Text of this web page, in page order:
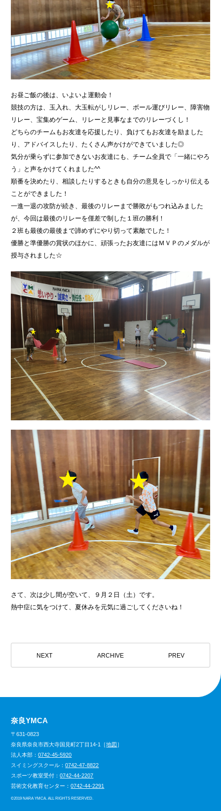
お昼ご飯の後は、いよいよ運動会！
競技の方は、玉入れ、大玉転がしリレー、ボール運びリレー、障害物
リレー、宝集めゲーム、リレーと見事なまでのリレーづくし！
どちらのチームもお友達を応援したり、負けてもお友達を励ました
り、アドバイスしたり、たくさん声かけができていました◎
気分が乗らずに参加できないお友達にも、チーム全員で「一緒にやろ
う」と声をかけてくれました^^
順番を決めたり、相談したりするときも自分の意見をしっかり伝える
ことができました！
一進一退の攻防が続き、最後のリレーまで勝敗がもつれ込みました
が、今回は最後のリレーを僅差で制した１班の勝利！
２班も最後の最後まで諦めずにやり切って素敵でした！
優勝と準優勝の賞状のほかに、頑張ったお友達にはＭＶＰのメダルが
授与されました☆
さて、次は少し間が空いて、９月２日（土）です。
熱中症に気をつけて、夏休みを元気に過ごしてくださいね！
NEXT ARCHIVE PREV
奈良YMCA
〒631-0823
奈良県奈良市西大寺国見町2丁目14-1［地図］
法人本部：0742-45-5920
スイミングスクール：0742-47-8822
スポーツ教室受付：0742-44-2207
芸術文化教育センター：0742-44-2291
©2019 NARA YMCA. ALL RIGHTS RESERVED.